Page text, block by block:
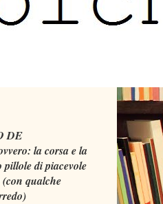
DE
la corsa e la
pillole di piacevole
qualche